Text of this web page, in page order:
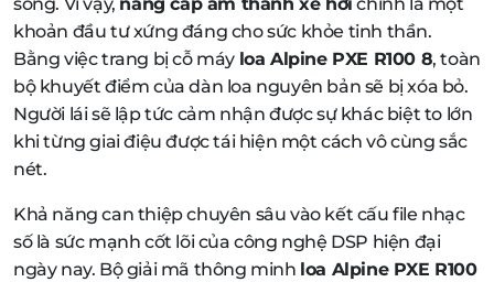
khoản đầu tư xứng đáng cho sức khỏe tinh thần.
Bằng việc trang bị cỗ máy loa Alpine PXE R100 8, toàn
bộ khuyết điểm của dàn loa nguyên bản sẽ bị xóa bỏ.
Người lái sẽ lập tức cảm nhận được sự khác biệt to lớn
khi từng giai điệu được tái hiện một cách vô cùng sắc
nét.
Khả năng can thiệp chuyên sâu vào kết cấu file nhạc
số là sức mạnh cốt lõi của công nghệ DSP hiện đại
ngày nay. Bộ giải mã thông minh loa Alpine PXE R100